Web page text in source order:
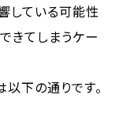
している可能性
きてしまうケー
下の通りです。